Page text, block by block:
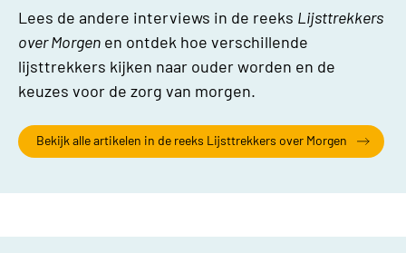
Lees de andere interviews in de reeks Lijsttrekkers
over Morgen en ontdek hoe verschillende
lijsttrekkers kijken naar ouder worden en de
keuzes voor de zorg van morgen.
Bekijk alle artikelen in de reeks Lijsttrekkers over Morgen